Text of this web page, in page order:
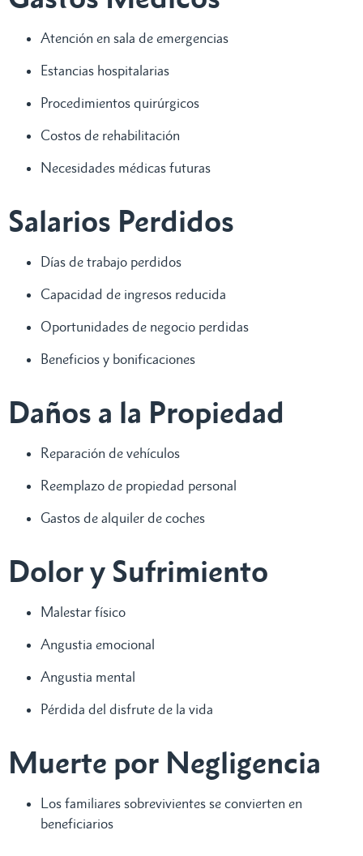
Atención en sala de emergencias
Estancias hospitalarias
Procedimientos quirúrgicos
Costos de rehabilitación
Necesidades médicas futuras
Salarios Perdidos
Días de trabajo perdidos
Capacidad de ingresos reducida
Oportunidades de negocio perdidas
Beneficios y bonificaciones
Daños a la Propiedad
Reparación de vehículos
Reemplazo de propiedad personal
Gastos de alquiler de coches
Dolor y Sufrimiento
Malestar físico
Angustia emocional
Angustia mental
Pérdida del disfrute de la vida
Muerte por Negligencia
Los familiares sobrevivientes se convierten en
beneficiarios